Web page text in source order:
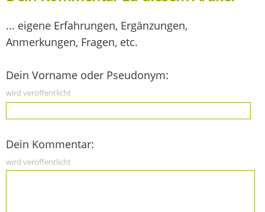
... eigene Erfahrungen, Ergänzungen,
Anmerkungen, Fragen, etc.
Dein Vorname oder Pseudonym:
wird veröffentlicht
Dein Kommentar:
wird veröffentlicht